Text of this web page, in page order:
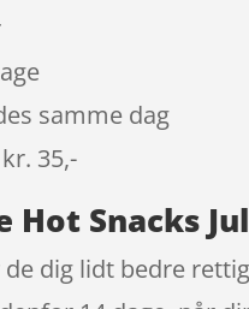
samme dag
35,-
Hot Snacks
dig lidt bedre